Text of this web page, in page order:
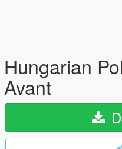
Hungarian
Avant